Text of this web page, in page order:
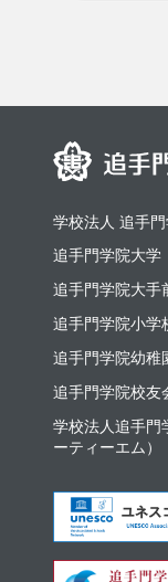
学校法人 追手
追手門学院大学
追⼿⾨学院⼤⼿
追手門学院小学
追手門学院幼稚
追手門学院校友
学校法人追手門
ーティーエム）